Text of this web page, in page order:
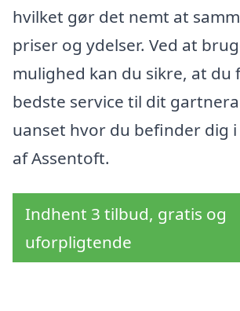
hvilket gør det nemt at
priser og ydelser. Ved at
mulighed kan du sikre, at du
bedste service til dit
uanset hvor du befinder dig
af Assentoft.
Indhent 3 tilbud, gratis og
uforpligtende